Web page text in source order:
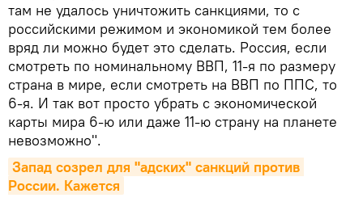
там не удалось уничтожить санкциями, то с
российскими режимом и экономикой тем более
вряд ли можно будет это сделать. Россия, если
смотреть по номинальному ВВП, 11-я по размеру
страна в мире, если смотреть на ВВП по ППС, то
6-я. И так вот просто убрать с экономической
карты мира 6-ю или даже 11-ю страну на планете
невозможно".
Запад созрел для "адских" санкций против
России. Кажется